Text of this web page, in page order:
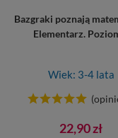
Bazgraki poznają
Elementarz.
Wiek: 3-4 lata
Cena
22,90 zł